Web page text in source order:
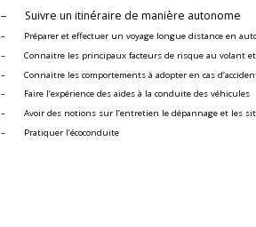
– Suivre un iti­né­raire de ma­nière au­to­nome
– Pré­pa­rer et ef­fec­tuer un voyage longue dis­tance en
– Connaitre les prin­ci­paux fac­teurs de risque au vo­lant et
– Connaitre les com­por­te­ments à adop­ter en cas
– Faire l’ex­pé­rience des aides à la conduite des vé­hi­cules
– Avoir des no­tions sur l’en­tre­tien le dé­pan­nage et les
– Pra­ti­quer l’éco­con­duite